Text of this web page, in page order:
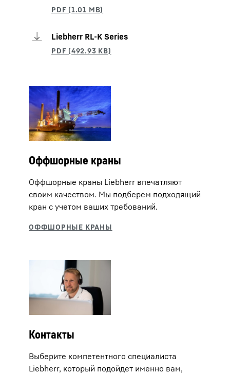
Liebherr RL-K Series
Оффшорные краны
Оффшорные краны Liebherr впечатляют
своим качеством. Мы подберем подходящий
кран с учетом ваших требований.
Контакты
Выберите компетентного специалиста
Liebherr, который подойдет именно вам,